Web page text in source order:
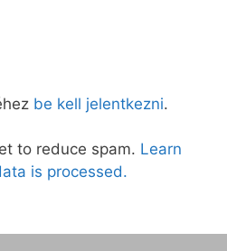
be kell jelentkezni.
to reduce spam. Learn
is processed.